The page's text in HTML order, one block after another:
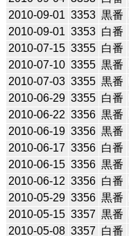
2010-09-01 3353 黒番
2010-09-01 3353 白番
2010-07-15 3355 白番
2010-07-10 3355 黒番
2010-07-03 3355 黒番
2010-06-29 3355 白番
2010-06-22 3356 黒番
2010-06-19 3356 黒番
2010-06-17 3356 白番
2010-06-15 3356 黒番
2010-06-12 3356 白番
2010-05-29 3356 黒番
2010-05-15 3357 黒番
2010-05-08 3357 白番